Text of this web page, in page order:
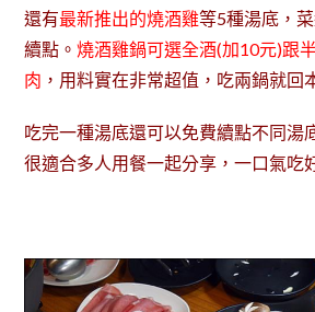
還有最新推出的燒酒雞等5種湯底，
續點。燒酒雞鍋可選全酒(加10元)跟
肉 ，用料實在非常超值，吃兩鍋就回
吃完一種湯底還可以免費續點不同湯
很適合多人用餐一起分享，一口氣吃